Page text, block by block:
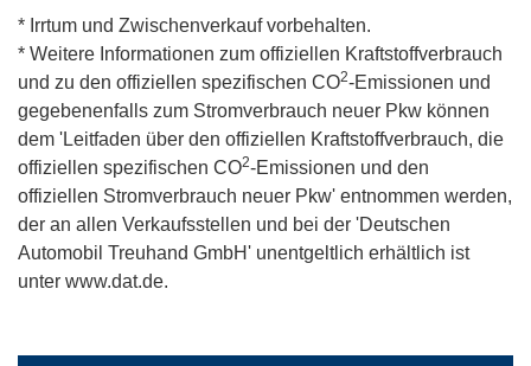
* Irrtum und Zwischenverkauf vorbehalten.
* Weitere Informationen zum offiziellen Kraftstoffverbrauch
und zu den offiziellen spezifischen CO2-Emissionen und
gegebenenfalls zum Stromverbrauch neuer Pkw können
dem 'Leitfaden über den offiziellen Kraftstoffverbrauch, die
offiziellen spezifischen CO2-Emissionen und den
offiziellen Stromverbrauch neuer Pkw' entnommen werden,
der an allen Verkaufsstellen und bei der 'Deutschen
Automobil Treuhand GmbH' unentgeltlich erhältlich ist
unter www.dat.de.